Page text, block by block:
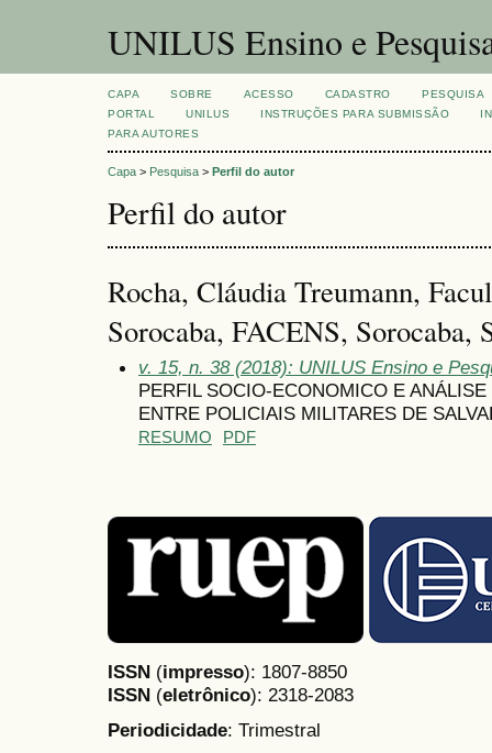
UNILUS Ensino e
CAPA SOBRE ACESSO CADASTRO
PESQUISA
PORTAL
UNILUS INSTRUÇÕES PARA SUBMISSÃO
PARA AUTORES
Capa > Pesquisa > Perfil do autor
Perfil do autor
Rocha, Cláudia Treumann,
Sorocaba, FACENS, Sorocaba,
v. 15, n. 38 (2018): UNILUS Ensino e
PERFIL SOCIO-ECONOMICO E
ENTRE POLICIAIS MILITARES DE
RESUMO PDF
ISSN (impresso): 1807-8850
ISSN (eletrônico): 2318-2083
Periodicidade: Trimestral